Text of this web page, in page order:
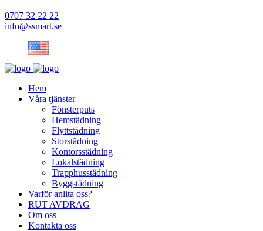
0707 32 22 22
info@ssmart.se
Hem
Våra tjänster
Fönsterputs
Hemstädning
Flyttstädning
Storstädning
Kontorsstädning
Lokalstädning
Trapphusstädning
Byggstädning
Varför anlita oss?
RUT AVDRAG
Om oss
Kontakta oss